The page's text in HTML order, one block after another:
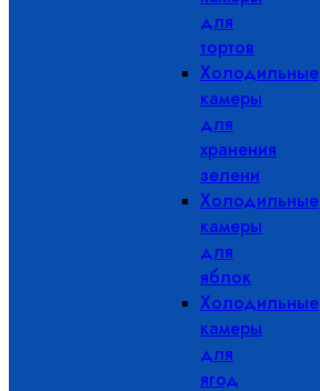
для
тортов
Холодильные
камеры
для
хранения
зелени
Холодильные
камеры
для
яблок
Холодильные
камеры
для
ягод